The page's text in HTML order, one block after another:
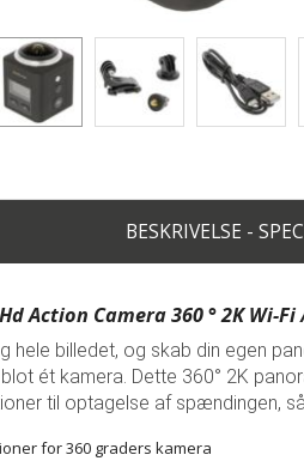
BESKRIVELSE -
Action Camera 360 ° 2K Wi-
hele billedet, og skab din egen
ét kamera. Dette 360° 2K
til optagelse af spændingen,
for 360 graders kamera